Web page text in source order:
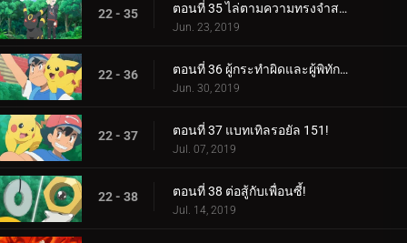
22 - 35 ตอนที่ 35 ไล่ตามความทรงจำสร้างความฝัน!
Jun. 23, 2019
22 - 36 ตอนที่ 36 ผู้กระทำผิดและผู้พิทักษ์ลีก!
Jun. 30, 2019
22 - 37 ตอนที่ 37 แบทเทิลรอยัล 151!
Jul. 07, 2019
22 - 38 ตอนที่ 38 ต่อสู้กับเพื่อนซี้!
Jul. 14, 2019